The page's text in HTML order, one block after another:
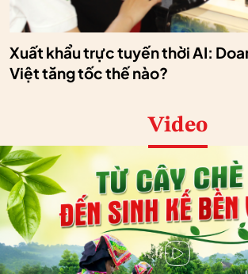
Xuất khẩu trực tuyến thời AI:
Việt tăng tốc thế nào?
Video